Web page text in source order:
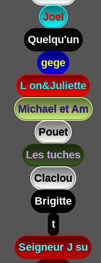
Joel
Quelqu'un
gege
L on&Juliette
Michael et Am
Pouet
Les tuches
Claclou
Brigitte
t
Seigneur J su